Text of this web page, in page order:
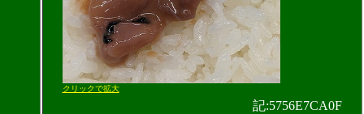
クリックで拡大
記:5756E7CA0F